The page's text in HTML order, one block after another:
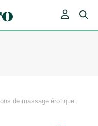
de massage érotique: